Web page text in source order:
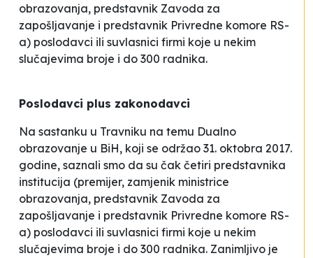
obrazovanja, predstavnik Zavoda za
zapošljavanje i predstavnik Privredne komore RS-
a) poslodavci ili suvlasnici firmi koje u nekim
slučajevima broje i do 300 radnika.
Poslodavci plus zakonodavci
Na sastanku u Travniku na temu Dualno
obrazovanje u BiH, koji se održao 31. oktobra 2017.
godine, saznali smo da su čak četiri predstavnika
institucija (premijer, zamjenik ministrice
obrazovanja, predstavnik Zavoda za
zapošljavanje i predstavnik Privredne komore RS-
a) poslodavci ili suvlasnici firmi koje u nekim
slučajevima broje i do 300 radnika. Zanimljivo je